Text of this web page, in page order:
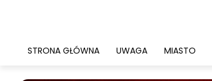
STRONA GŁÓWNA UWAGA MIASTO